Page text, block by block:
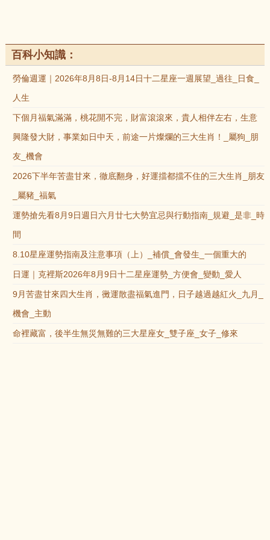
百科小知識：
勞倫週運｜2026年8月8日-8月14日十二星座一週展望_過往_日食_
人生
下個月福氣滿滿，桃花開不完，財富滾滾來，貴人相伴左右，生意
興隆發大財，事業如日中天，前途一片燦爛的三大生肖！_屬狗_朋
友_機會
2026下半年苦盡甘來，徹底翻身，好運擋都擋不住的三大生肖_朋友
_屬豬_福氣
運勢搶先看8月9日週日六月廿七大勢宜忌與行動指南_規避_是非_時
間
8.10星座運勢指南及注意事項（上）_補償_會發生_一個重大的
日運｜克裡斯2026年8月9日十二星座運勢_方便會_變動_愛人
9月苦盡甘來四大生肖，黴運散盡福氣進門，日子越過越紅火_九月_
機會_主動
命裡藏富，後半生無災無難的三大星座女_雙子座_女子_修來